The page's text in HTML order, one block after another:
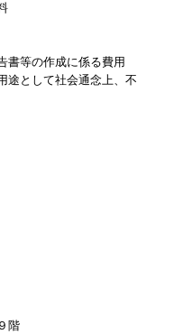
の作成に係る費用
して社会通念上、不
階